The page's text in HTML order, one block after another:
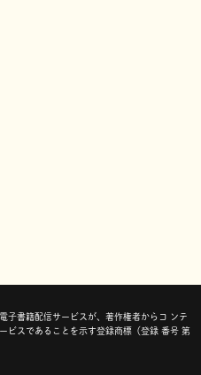
子書籍配信サービスが、著作権者からコ ンテ
ビスであることを示す登録商標（登録 番号 第